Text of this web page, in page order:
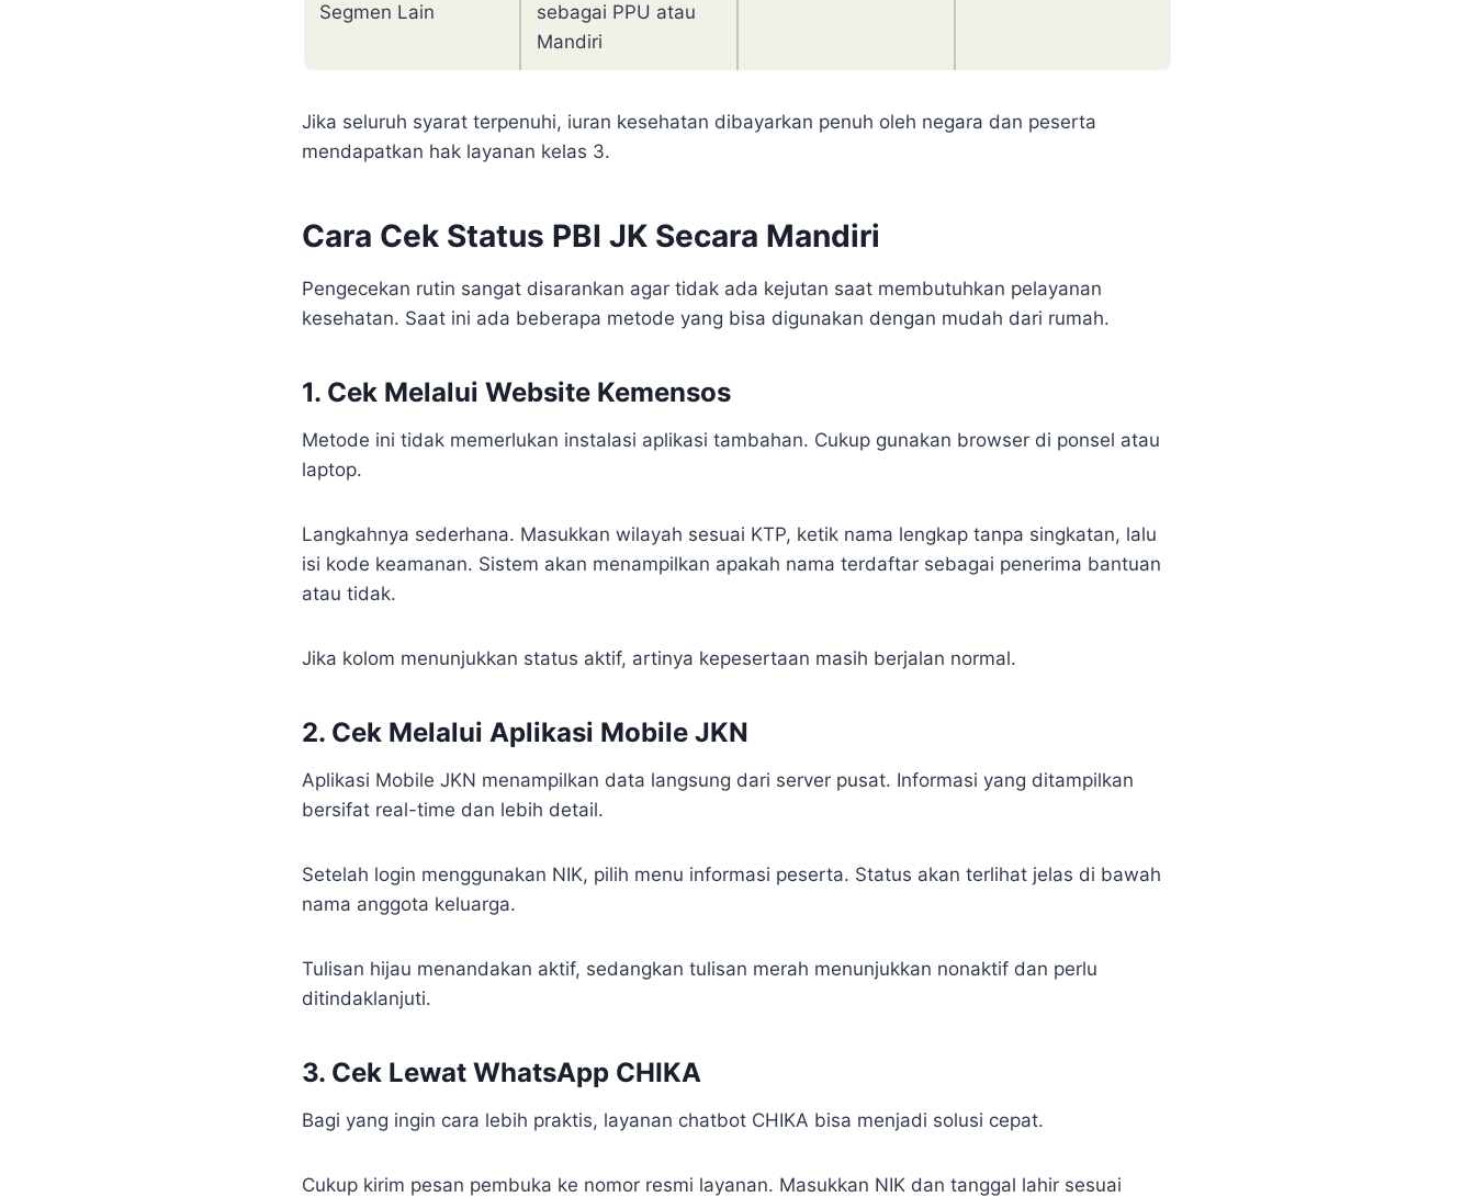
Segmen Lain
sebagai PPU atau
Mandiri
Jika seluruh syarat terpenuhi, iuran kesehatan dibayarkan penuh oleh negara dan peserta
mendapatkan hak layanan kelas 3.
Cara Cek Status PBI JK Secara Mandiri
Pengecekan rutin sangat disarankan agar tidak ada kejutan saat membutuhkan pelayanan
kesehatan. Saat ini ada beberapa metode yang bisa digunakan dengan mudah dari rumah.
1. Cek Melalui Website Kemensos
Metode ini tidak memerlukan instalasi aplikasi tambahan. Cukup gunakan browser di ponsel atau
laptop.
Langkahnya sederhana. Masukkan wilayah sesuai KTP, ketik nama lengkap tanpa singkatan, lalu
isi kode keamanan. Sistem akan menampilkan apakah nama terdaftar sebagai penerima bantuan
atau tidak.
Jika kolom menunjukkan status aktif, artinya kepesertaan masih berjalan normal.
2. Cek Melalui Aplikasi Mobile JKN
Aplikasi Mobile JKN menampilkan data langsung dari server pusat. Informasi yang ditampilkan
bersifat real-time dan lebih detail.
Setelah login menggunakan NIK, pilih menu informasi peserta. Status akan terlihat jelas di bawah
nama anggota keluarga.
Tulisan hijau menandakan aktif, sedangkan tulisan merah menunjukkan nonaktif dan perlu
ditindaklanjuti.
3. Cek Lewat WhatsApp CHIKA
Bagi yang ingin cara lebih praktis, layanan chatbot CHIKA bisa menjadi solusi cepat.
Cukup kirim pesan pembuka ke nomor resmi layanan. Masukkan NIK dan tanggal lahir sesuai